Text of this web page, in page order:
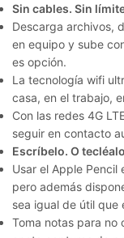
Sin cables. Sin
Descarga archivos,
en equipo y sube
es opción.
La tecnología wifi
casa, en el trabajo,
Con las redes 4G
seguir en contacto
Escríbelo. O tecléalo
Usar el Apple
pero además
sea igual de útil que
Toma notas para no